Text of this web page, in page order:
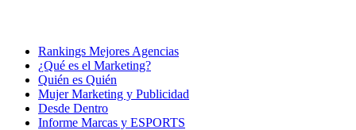
Rankings Mejores Agencias
¿Qué es el Marketing?
Quién es Quién
Mujer Marketing y Publicidad
Desde Dentro
Informe Marcas y ESPORTS